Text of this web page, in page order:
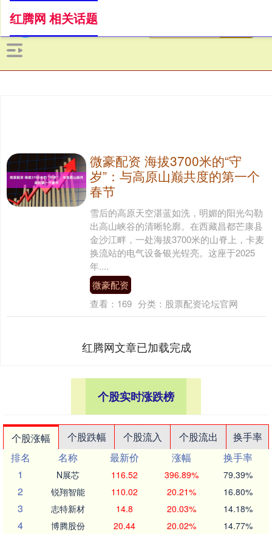
红腾网 相关话题
微豪配资 海拔3700米的“守
岁”：与高原山巅共度的第一个
春节
雪后的高原天空湛蓝如洗，明媚的阳光勾勒
出高山峡谷的清晰轮廓。在西藏昌都芒康县
金沙江畔，一处海拔3700米的山脊上，卡麦
换流站的电气设备银光锃亮。这座于2025
年....
微豪配资
查看： 169 分类： 股票配资论坛官网
红腾网文章已加载完成
个股实时涨跌榜
个股涨幅 个股跌幅 个股流入 个股流出
换手率
排名
名称 最新价 涨幅
换手率
1
N展芯 116.52 396.89% 79.39%
2 锐翔智能 110.02 20.21% 16.80%
3 志特新材 14.8 20.03% 14.18%
4 博腾股份 20.44 20.02% 14.77%